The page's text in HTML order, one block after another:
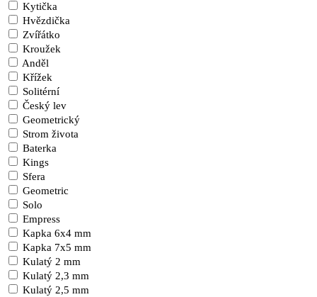
Kytička
Hvězdička
Zvířátko
Kroužek
Anděl
Křížek
Solitérní
Český lev
Geometrický
Strom života
Baterka
Kings
Sfera
Geometric
Solo
Empress
Kapka 6x4 mm
Kapka 7x5 mm
Kulatý 2 mm
Kulatý 2,3 mm
Kulatý 2,5 mm